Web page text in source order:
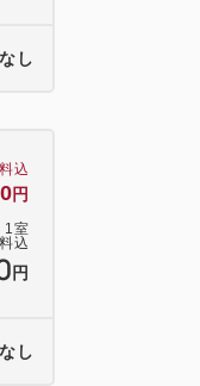
・
し
込
円
1室
込
円
し